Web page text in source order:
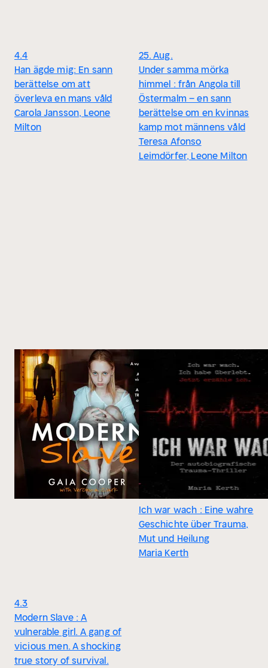
4.4
Han ägde mig: En sann
berättelse om att
överleva en mans våld
Carola Jansson, Leone
Milton
25. Aug.
Under samma mörka
himmel : från Angola till
Östermalm – en sann
berättelse om en kvinnas
kamp mot männens våld
Teresa Afonso
Leimdörfer, Leone Milton
4.3
Modern Slave : A
vulnerable girl. A gang of
vicious men. A shocking
true story of survival.
Ich war wach : Eine wahre
Geschichte über Trauma,
Mut und Heilung
Maria Kerth